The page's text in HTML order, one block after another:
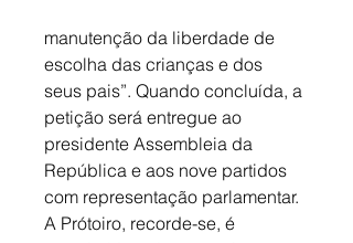
manutenção da liberdade de
escolha das crianças e dos
seus pais”. Quando concluída, a
petição será entregue ao
presidente Assembleia da
República e aos nove partidos
com representação parlamentar.
A Prótoiro, recorde-se, é